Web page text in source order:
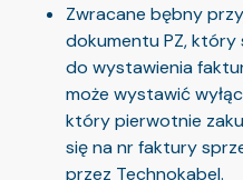
Zwracane bębny
dokumentu PZ,
do wystawienia
może wystawić
który pierwotnie
się na nr faktury
przez Technokabel.